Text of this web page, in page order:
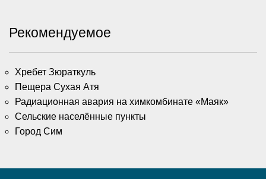
Рекомендуемое
Хребет Зюраткуль
Пещера Сухая Атя
Радиационная авария на химкомбинате «Маяк»
Сельские населённые пункты
Город Сим